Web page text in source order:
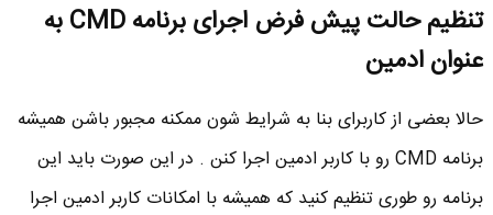
تنظیم حالت پیش فرض اجرای برنامه CMD به
عنوان ادمین
حالا بعضی از کاربرای بنا به شرایط شون ممکنه مجبور باشن همیشه
برنامه CMD رو با کاربر ادمین اجرا کنن . در این صورت باید این
برنامه رو طوری تنظیم کنید که همیشه با امکانات کاربر ادمین اجرا